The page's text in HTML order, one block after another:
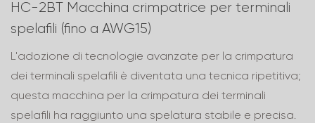
HC-2BT Macchina crimpatrice per terminali
spelafili (fino a AWG15)
L'adozione di tecnologie avanzate per la crimpatura
dei terminali spelafili è diventata una tecnica ripetitiva;
questa macchina per la crimpatura dei terminali
spelafili ha raggiunto una spelatura stabile e precisa.